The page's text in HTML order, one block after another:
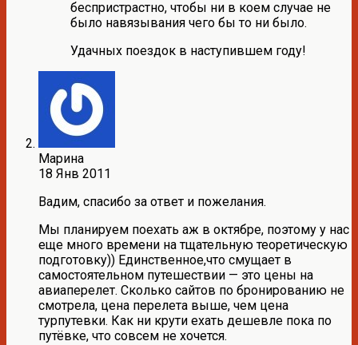
беспристрастно, чтобы ни в коем случае не
было навязывания чего бы то ни было.
Удачных поездок в наступившем году!
Марина
18 Янв 2011
Вадим, спасибо за ответ и пожелания.
Мы планируем поехать аж в октябре, поэтому у нас
еще много времени на тщательную теоретическую
подготовку)) Единственное,что смущает в
самостоятельном путешествии — это цены на
авиаперелет. Сколько сайтов по бронированию не
смотрела, цена перелета выше, чем цена
турпутевки. Как ни крути ехать дешевле пока по
путёвке, что совсем не хочется.